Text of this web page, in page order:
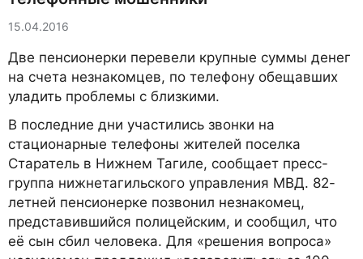
15.04.2016
Две пенсионерки перевели крупные суммы денег
на счета незнакомцев, по телефону обещавших
уладить проблемы с близкими.
В последние дни участились звонки на
стационарные телефоны жителей поселка
Старатель в Нижнем Тагиле, сообщает пресс-
группа нижнетагильского управления МВД. 82-
летней пенсионерке позвонил незнакомец,
представившийся полицейским, и сообщил, что
её сын сбил человека. Для «решения вопроса»